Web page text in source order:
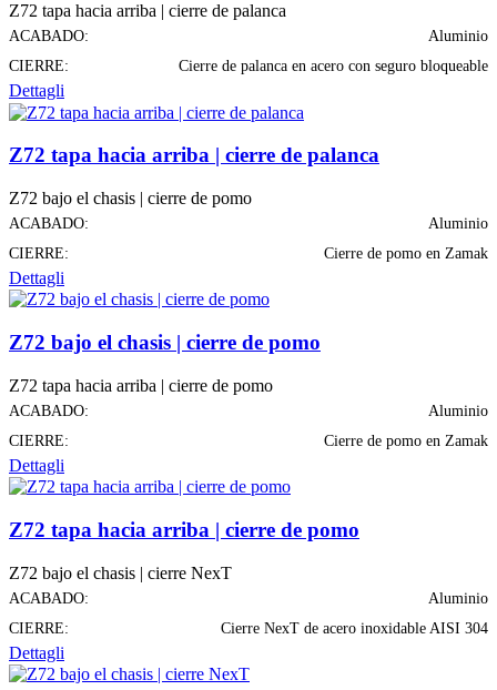
Z72 tapa hacia arriba | cierre de palanca
ACABADO:
Aluminio
CIERRE:
Cierre de palanca en acero con seguro bloqueable
Dettagli
Z72 tapa hacia arriba | cierre de palanca
Z72 bajo el chasis | cierre de pomo
ACABADO:
Aluminio
CIERRE:
Cierre de pomo en Zamak
Dettagli
Z72 bajo el chasis | cierre de pomo
Z72 tapa hacia arriba | cierre de pomo
ACABADO:
Aluminio
CIERRE:
Cierre de pomo en Zamak
Dettagli
Z72 tapa hacia arriba | cierre de pomo
Z72 bajo el chasis | cierre NexT
ACABADO:
Aluminio
CIERRE:
Cierre NexT de acero inoxidable AISI 304
Dettagli